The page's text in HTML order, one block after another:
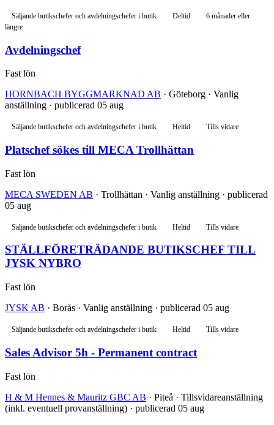
Säljande butikschefer och avdelningschefer i butik Deltid
6 månader eller
längre
Avdelningschef
Fast lön
HORNBACH BYGGMARKNAD AB · Göteborg · Vanlig
anställning · publicerad 05 aug
Säljande butikschefer och avdelningschefer i butik Heltid Tills vidare
Platschef sökes till MECA Trollhättan
Fast lön
MECA SWEDEN AB · Trollhättan · Vanlig anställning · publicerad
05 aug
Säljande butikschefer och avdelningschefer i butik Heltid Tills vidare
STÄLLFÖRETRÄDANDE BUTIKSCHEF TILL
JYSK NYBRO
Fast lön
JYSK AB · Borås · Vanlig anställning · publicerad 05 aug
Säljande butikschefer och avdelningschefer i butik Heltid Tills vidare
Sales Advisor 5h - Permanent contract
Fast lön
H & M Hennes & Mauritz GBC AB · Piteå · Tillsvidareanställning
(inkl. eventuell provanställning) · publicerad 05 aug